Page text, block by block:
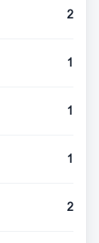
2
1
1
1
2